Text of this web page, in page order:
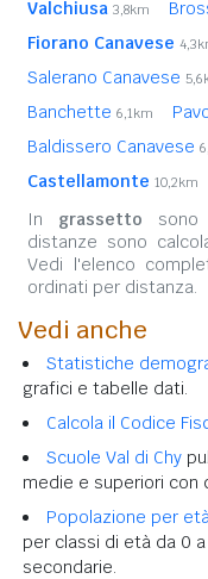
Valchiusa 3,8km
Fiorano Canavese
Salerano Canavese
Banchette 6,1km
Baldissero Canavese
Castellamonte 10,2km
In grassetto
distanze sono
Vedi l'elenco
ordinati per distanza.
Vedi anche
Statistiche
grafici e tabelle dati.
Calcola il Codice
Scuole Val di Chy
medie e superiori con
Popolazione per
per classi di età da 0
secondarie.